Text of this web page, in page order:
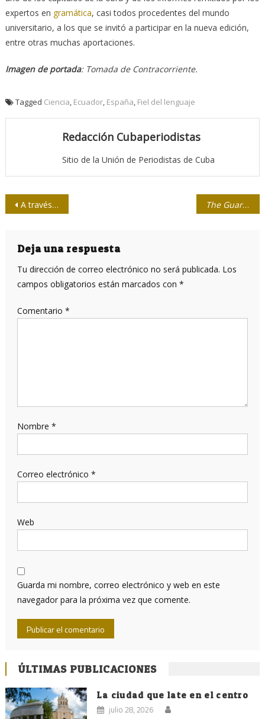
expertos en gramática, casi todos procedentes del mundo
universitario, a los que se invitó a participar en la nueva edición,
entre otras muchas aportaciones.
Imagen de portada: Tomada de Contracorriente.
Tagged Ciencia Ecuador, España Fiel del lenguaje
Redacción Cubaperiodistas
Sitio de la Unión de Periodistas de Cuba
Navegación
entradas
A través del silencio de la fotografía The Guardian
Deja una respuesta
Tu dirección de correo electrónico no será publicada. Los
campos obligatorios están marcados con *
Comentario *
Nombre *
Correo electrónico *
Web
Guarda mi nombre, correo electrónico y web en este
navegador para la próxima vez que comente.
ÚLTIMAS PUBLICACIONES
La ciudad que late en el centro
julio 28, 2026